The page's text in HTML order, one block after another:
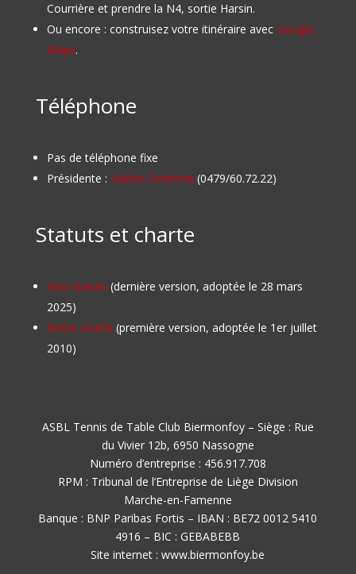
Courrière et prendre la N4, sortie Harsin.
Ou encore : construisez votre itinéraire avec Google
Maps.
Téléphone
Pas de téléphone fixe
Présidente : Valérie Dedriche (0479/60.72.22)
Statuts et charte
Nos statuts (dernière version, adoptée le 28 mars
2025)
Notre charte (première version, adoptée le 1er juillet
2010)
ASBL Tennis de Table Club Biermonfoy – Siège : Rue
du Vivier 12b, 6950 Nassogne
Numéro d’entreprise : 456.917.708
RPM : Tribunal de l’Entreprise de Liège Division
Marche-en-Famenne
Banque : BNP Paribas Fortis – IBAN : BE72 0012 5410
4916 – BIC : GEBABEBB
Site internet : www.biermonfoy.be